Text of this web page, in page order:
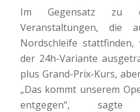
Im Gegensatz zu
Veranstaltungen, die
Nordschleife
der 24h-Variante
plus Grand-Prix-Kurs,
„Das kommt unserem
entgegen“, sagte